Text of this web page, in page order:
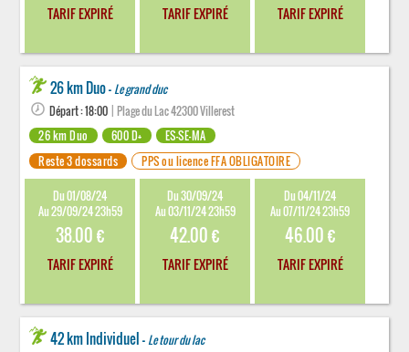
TARIF EXPIRÉ TARIF EXPIRÉ TARIF EXPIRÉ
26 km Duo - Le grand duc
Départ : 18:00 | Plage du Lac 42300 Villerest
26 km Duo
600 D+
ES-SE-MA
Reste 3 dossards
PPS ou licence FFA OBLIGATOIRE
Du 01/08/24
Au 29/09/24 23h59
38.00 €
TARIF EXPIRÉ
Du 30/09/24
Au 03/11/24 23h59
42.00 €
TARIF EXPIRÉ
Du 04/11/24
Au 07/11/24 23h59
46.00 €
TARIF EXPIRÉ
42 km Individuel - Le tour du lac